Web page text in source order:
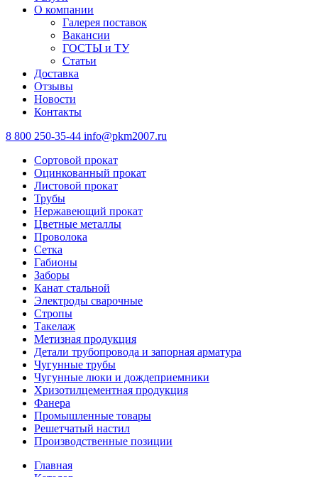
О компании
Галерея поставок
Вакансии
ГОСТЫ и ТУ
Статьи
Доставка
Отзывы
Новости
Контакты
8 800 250-35-44 info@pkm2007.ru
Сортовой прокат
Оцинкованный прокат
Листовой прокат
Трубы
Нержавеющий прокат
Цветные металлы
Проволока
Сетка
Габионы
Заборы
Канат стальной
Электроды сварочные
Стропы
Такелаж
Метизная продукция
Детали трубопровода и запорная арматура
Чугунные трубы
Чугунные люки и дождеприемники
Хризотилцементная продукция
Фанера
Промышленные товары
Решетчатый настил
Производственные позиции
Главная